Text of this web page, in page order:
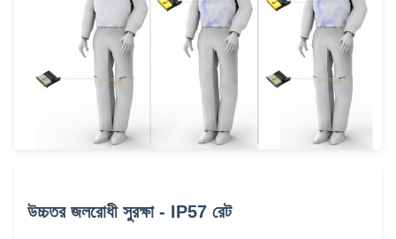
উচ্চতর জলরোধী সুরক্ষা - IP57 রেট